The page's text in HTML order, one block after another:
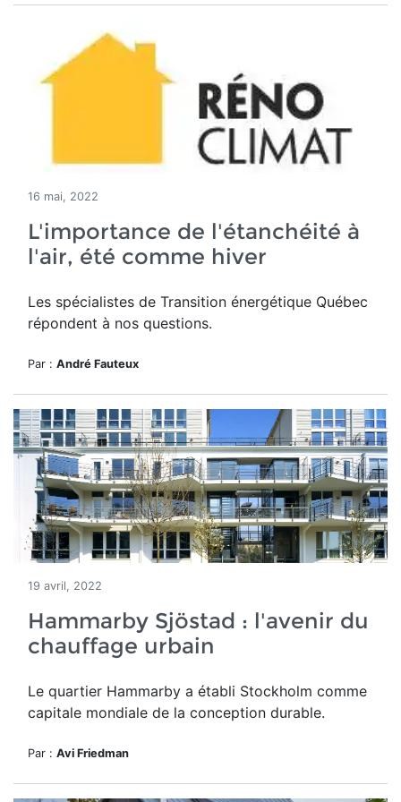
16 mai, 2022
L'importance de l'étanchéité à
l'air, été comme hiver
Les spécialistes de Transition énergétique Québec
répondent à nos questions.
Par : André Fauteux
19 avril, 2022
Hammarby Sjöstad : l'avenir du
chauffage urbain
Le quartier Hammarby a établi Stockholm comme
capitale mondiale de la conception durable.
Par : Avi Friedman